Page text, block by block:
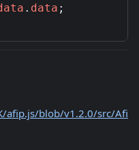
. data ;
afip.js/blob/v1.2.0/src/Afi